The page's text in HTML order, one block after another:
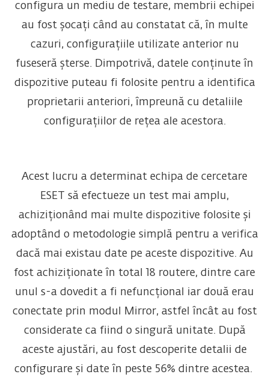
configura un mediu de testare, membrii echipei
au fost șocați când au constatat că, în multe
cazuri, configurațiile utilizate anterior nu
fuseseră șterse. Dimpotrivă, datele conținute în
dispozitive puteau fi folosite pentru a identifica
proprietarii anteriori, împreună cu detaliile
configurațiilor de rețea ale acestora.
Acest lucru a determinat echipa de cercetare
ESET să efectueze un test mai amplu,
achiziționând mai multe dispozitive folosite și
adoptând o metodologie simplă pentru a verifica
dacă mai existau date pe aceste dispozitive. Au
fost achiziționate în total 18 routere, dintre care
unul s-a dovedit a fi nefuncțional iar două erau
conectate prin modul Mirror, astfel încât au fost
considerate ca fiind o singură unitate. După
aceste ajustări, au fost descoperite detalii de
configurare și date în peste 56% dintre acestea.